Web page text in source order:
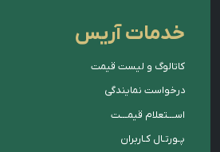
خدمات آریس
کاتالوگ و لیست قیمت
درخواست نمایندگی
اســـتعلام قیمـــت
پـورتـال کـاربران